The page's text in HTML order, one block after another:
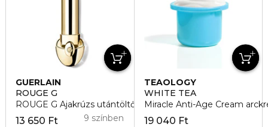
GUERLAIN
ROUGE G
ROUGE G Ajakrúzs utántöltő
13 650 Ft
9 színben
TEAOLOGY
WHITE TEA
Miracle Anti-Age Cream
19 040 Ft